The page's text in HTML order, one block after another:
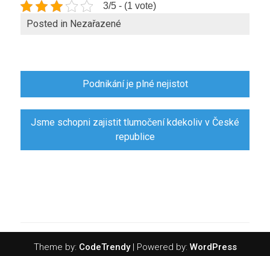
3/5 - (1 vote)
Posted in Nezařazené
Podnikání je plné nejistot
Jsme schopni zajistit tlumočení kdekoliv v České
republice
Theme by: CodeTrendy| Powered by: WordPress